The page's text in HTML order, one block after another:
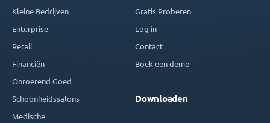
Kleine Bedrijven
Enterprise
Retail
Financiën
Onroerend Goed
Schoonheidssalons
Medische
Gratis Proberen
Log in
Contact
Boek een demo
Downloaden